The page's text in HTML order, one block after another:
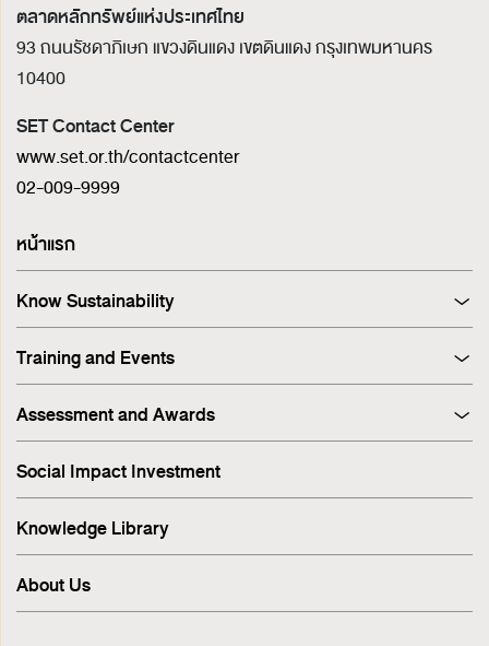
ตลาดหลักทรัพย์แห่งประเทศไทย
93 ถนนรัชดาภิเษก แขวงดินแดง เขตดินแดงกรุงเทพมหานคร
10400
SET Contact Center
www.set.or.th/contactcenter
02-009-9999
หน้าแรก
Know Sustainability
Sustainability at A Glance
Principles and Guidelines
Corporate Governance
Sustainability Management Process
Stakeholder Engagement & Materiality Analysis
ESG Risk
Sustainable Supply Chain
Environment
Innovation
Training and Events
Training
Events
Assessment and Awards
Corporate Governance Report (CGR)
SET ESG Ratings
FTSE Russell ESG Scores
ASEAN Corporate Governance Scorecard
Sustainability Index
Sustainability Awards
IR Awards
Social Impact Investment
Knowledge Library
About Us